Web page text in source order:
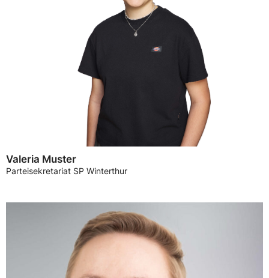
Valeria Muster
Parteisekretariat SP Winterthur